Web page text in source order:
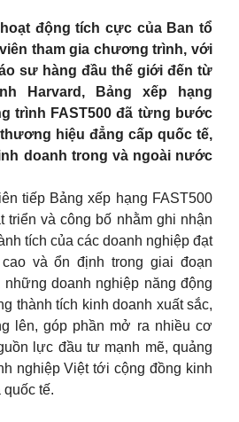
động tích cực của Ban tổ
tham gia chương trình, với
sư hàng đầu thế giới đến từ
Harvard, Bảng xếp hạng
trình FAST500 đã từng bước
hiệu đẳng cấp quốc tế,
doanh trong và ngoài nước
tiếp Bảng xếp hạng FAST500
và công bố nhằm ghi nhận
tích của các doanh nghiệp đạt
và ổn định trong giai đoạn
doanh nghiệp năng động
thành tích kinh doanh xuất sắc,
lên, góp phần mở ra nhiều cơ
lực đầu tư mạnh mẽ, quảng
nghiệp Việt tới cộng đồng kinh
tế.